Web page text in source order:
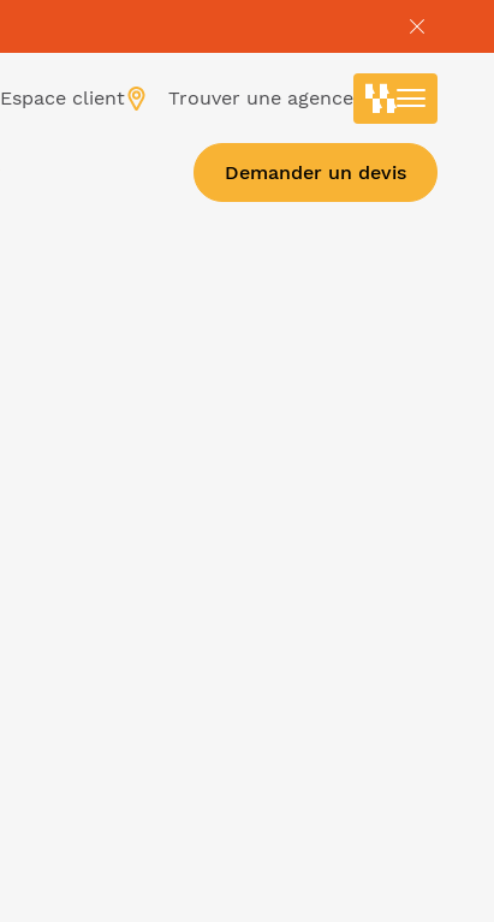
Espace client Trouver une agence
Demander un devis